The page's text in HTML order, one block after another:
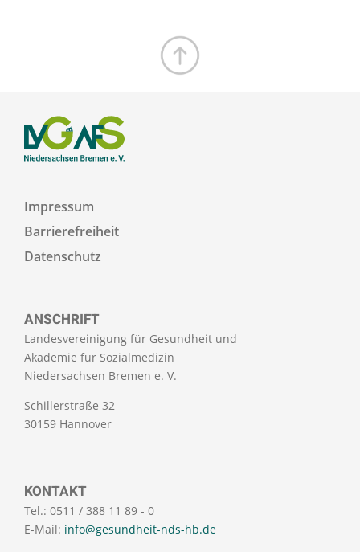
ANSCHRIFT
Landesvereinigung für Gesundheit und
Akademie für Sozialmedizin
Niedersachsen Bremen e. V.
Schillerstraße 32
30159 Hannover
KONTAKT
Tel.: 0511 / 388 11 89 - 0
E-Mail: info@gesundheit-nds-hb.de
Impressum
Barrierefreiheit
Datenschutz